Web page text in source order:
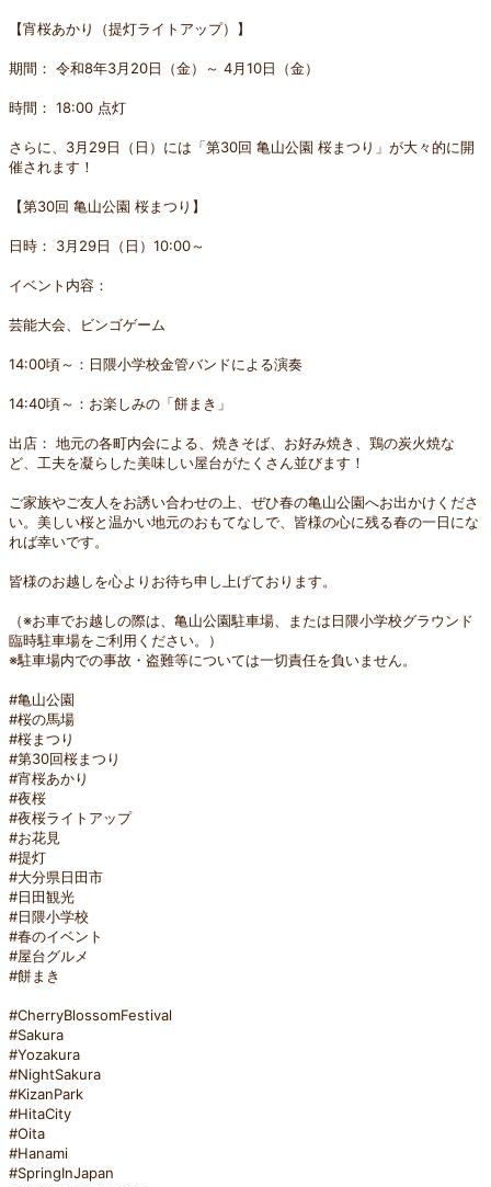
【宵桜あかり（提灯ライトアップ）】
期間： 令和8年3月20日（金）～ 4月10日（金）
時間： 18:00 点灯
さらに、3月29日（日）には「第30回 亀山公園 桜まつり」が大々的に開
催されます！
【第30回 亀山公園 桜まつり】
日時： 3月29日（日）10:00～
イベント内容：
芸能大会、ビンゴゲーム
14:00頃～：日隈小学校金管バンドによる演奏
14:40頃～：お楽しみの「餅まき」
出店： 地元の各町内会による、焼きそば、お好み焼き、鶏の炭火焼な
ど、工夫を凝らした美味しい屋台がたくさん並びます！
ご家族やご友人をお誘い合わせの上、ぜひ春の亀山公園へお出かけくださ
い。美しい桜と温かい地元のおもてなしで、皆様の心に残る春の一日にな
れば幸いです。
皆様のお越しを心よりお待ち申し上げております。
（※お車でお越しの際は、亀山公園駐車場、または日隈小学校グラウンド
臨時駐車場をご利用ください。）
※駐車場内での事故・盗難等については一切責任を負いません。
#亀山公園
#桜の馬場
#桜まつり
#第30回桜まつり
#宵桜あかり
#夜桜
#夜桜ライトアップ
#お花見
#提灯
#大分県日田市
#日田観光
#日隈小学校
#春のイベント
#屋台グルメ
#餅まき
#CherryBlossomFestival
#Sakura
#Yozakura
#NightSakura
#KizanPark
#HitaCity
#Oita
#Hanami
#SpringInJapan